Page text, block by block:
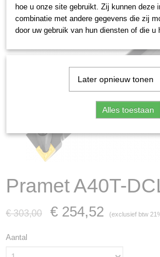
Pramet A40T-
€ 303,00 € 254,52 (exclusief btw
Aantal
hoe u onze site gebruikt. Zij kunnen deze
combinatie met andere gegevens die zij
door uw gebruik van hun diensten of die u
Later opnieuw tonen
Alles toestaan